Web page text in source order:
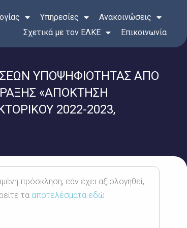
Υπηρεσίες
Ανακοινώσεις
Σχετικά με τον ΕΛΚΕ
Επικοινωνία
ΥΠΟΨΗΦΙΟΤΗΤΑΣ ΑΠΟ
«ΑΠΟΚΤΗΣΗ
2022-2023,
πρόσκληση, εάν έχει αξιολογηθεί,
τα αποτελέσματα εδώ